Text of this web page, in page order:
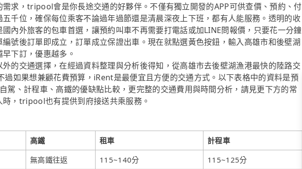
求，tripool會是你長途交通的好夥伴。不僅有獨立開發的APP可供查價、預約、付
千位，確保每位乘客不論過年過節還是清晨深夜上下班，都有人能服務。透明的收
內外旅客的包車首選，讓預約叫車不再需要打電話或加LINE問報價，只要花一分鐘
號後訂單即成立，訂單成立保證出車。現在就點選黃色按鈕，輸入高雄市和後壁湖
下訂，優惠越多。
的交通選擇，在經過資料整理與分析後得知，從高雄市去後壁湖漁港最快的陸路交
如果想兼顧花費預算，iRent是最便宜且方便的交通方式。以下表格中的資料是預
駕、計程車、高鐵的優缺點比較，更完整的交通費用與時間分析，請見更下方的常
時，tripool也有提供到府接送共乘服務。
高鐵 租車
計程車
無高鐵往返 115~140分
115~125分